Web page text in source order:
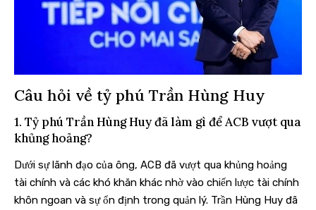
Câu hỏi về tỷ phú Trần Hùng Huy
1. Tỷ phú Trần Hùng Huy đã làm gì để ACB vượt qua
khủng hoảng?
Dưới sự lãnh đạo của ông, ACB đã vượt qua khủng hoảng
tài chính và các khó khăn khác nhờ vào chiến lược tài chính
khôn ngoan và sự ổn định trong quản lý. Trần Hùng Huy đã